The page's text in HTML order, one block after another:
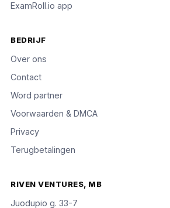
ExamRoll.io app
BEDRIJF
Over ons
Contact
Word partner
Voorwaarden & DMCA
Privacy
Terugbetalingen
RIVEN VENTURES, MB
Juodupio g. 33-7